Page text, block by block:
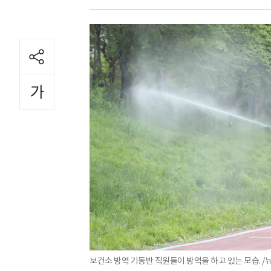
보건소 방역 기동반 직원들이 방역을 하고 있는 모습. /